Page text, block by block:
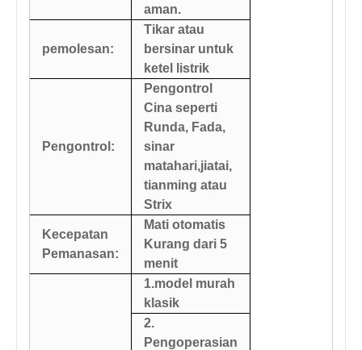
aman.
pemolesan:
Tikar atau
bersinar untuk
ketel listrik
Pengontrol:
Pengontrol
Cina seperti
Runda, Fada,
sinar
matahari,jiatai,
tianming atau
Strix
Kecepatan
Pemanasan:
Mati otomatis
Kurang dari 5
menit
1.model murah
klasik
2.
Pengoperasian